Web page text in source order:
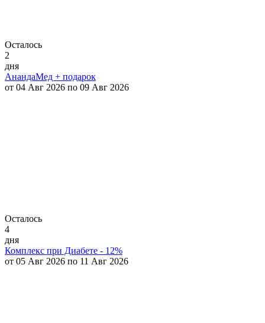
Осталось
2
дня
АнандаМед + подарок
от 04 Авг 2026 по 09 Авг 2026
Осталось
4
дня
Комплекс при Диабете - 12%
от 05 Авг 2026 по 11 Авг 2026